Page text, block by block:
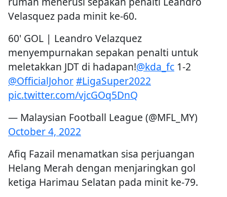
Velasquez pada minit ke-60.
60' GOL | Leandro Velazquez
menyempurnakan sepakan penalti untuk
meletakkan JDT di hadapan!@kda_fc 1-2
@OfficialJohor#LigaSuper2022
pic.twitter.com/vjcGOq5DnQ
— Malaysian Football League (@MFL_MY)
October 4, 2022
Afiq Fazail menamatkan sisa perjuangan
Helang Merah dengan menjaringkan gol
ketiga Harimau Selatan pada minit ke-79.